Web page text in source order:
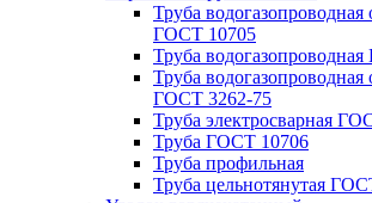
Труба водогазопроводная
ГОСТ 10705
Труба
Труба водогазопроводная
ГОСТ 3262-75
Труба электросварная
Труба ГОСТ 10706
Труба профильная
Труба цельнотянутая